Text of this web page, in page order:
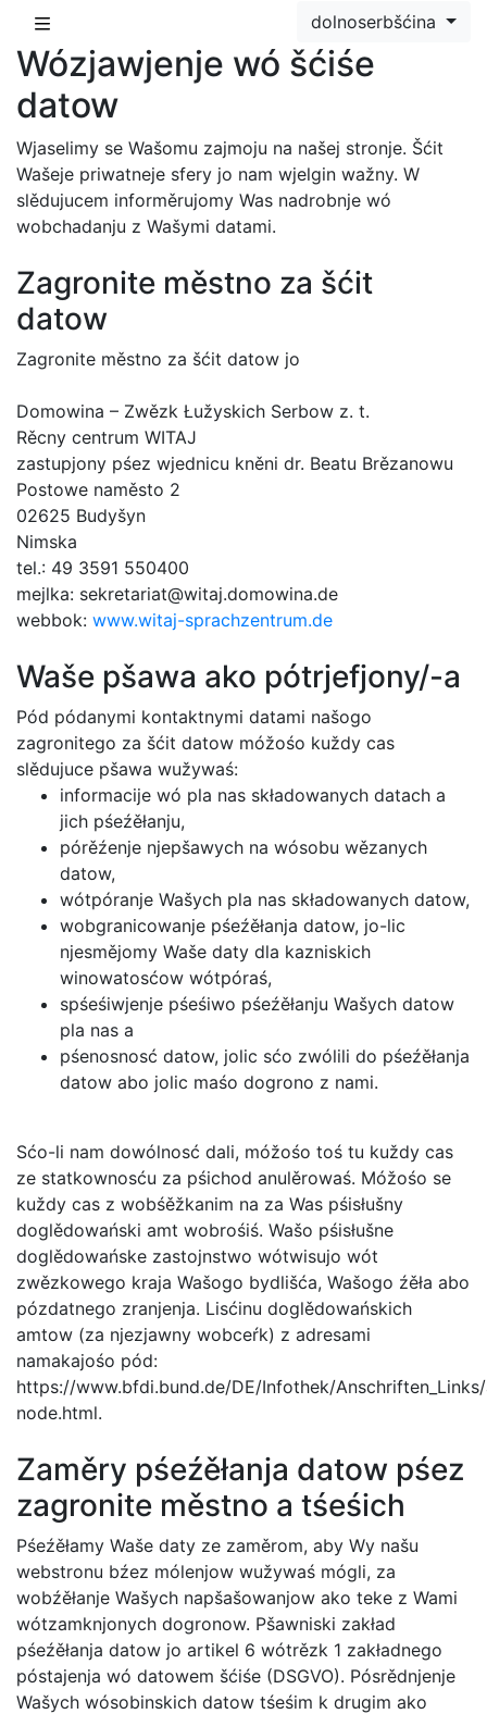
dolnoserbšćina
Wózjawjenje wó šćiśe
datow
Wjaselimy se Wašomu zajmoju na našej stronje. Šćit
Wašeje priwatneje sfery jo nam wjelgin wažny. W
slědujucem informěrujomy Was nadrobnje wó
wobchadanju z Wašymi datami.
Zagronite městno za šćit
datow
Zagronite městno za šćit datow jo
Domowina – Zwězk Łužyskich Serbow z. t.
Rěcny centrum WITAJ
zastupjony pśez wjednicu kněni dr. Beatu Brězanowu
Postowe naměsto 2
02625 Budyšyn
Nimska
tel.: 49 3591 550400
mejlka: sekretariat@witaj.domowina.de
webbok: www.witaj-sprachzentrum.de
Waše pšawa ako pótrjefjony/-a
Pód pódanymi kontaktnymi datami našogo
zagronitego za šćit datow móžośo kuždy cas
slědujuce pšawa wužywaś:
informacije wó pla nas składowanych datach a
jich pśeźěłanju,
pórěźenje njepšawych na wósobu wězanych
datow,
wótpóranje Wašych pla nas składowanych datow,
wobgranicowanje pśeźěłanja datow, jo-lic
njesmějomy Waše daty dla kazniskich
winowatosćow wótpóraś,
spśeśiwjenje pśeśiwo pśeźěłanju Wašych datow
pla nas a
pśenosnosć datow, jolic sćo zwólili do pśeźěłanja
datow abo jolic maśo dogrono z nami.
Sćo-li nam dowólnosć dali, móžośo toś tu kuždy cas
ze statkownosću za pśichod anulěrowaś. Móžośo se
kuždy cas z wobśěžkanim na za Was pśisłušny
doglědowański amt wobrośiś. Wašo pśisłušne
doglědowańske zastojnstwo wótwisujo wót
zwězkowego kraja Wašogo bydlišća, Wašogo źěła abo
pózdatnego zranjenja. Lisćinu doglědowańskich
amtow (za njezjawny wobceŕk) z adresami
namakajośo pód:
https://www.bfdi.bund.de/DE/Infothek/
node.html.
Zaměry pśeźěłanja datow pśez
zagronite městno a tśeśich
Pśeźěłamy Waše daty ze zaměrom, aby Wy našu
webstronu bźez mólenjow wužywaś mógli, za
wobźěłanje Wašych napšašowanjow ako teke z Wami
wótzamknjonych dogronow. Pšawniski zakład
pśeźěłanja datow jo artikel 6 wótrězk 1 zakładnego
póstajenja wó datowem šćiśe (DSGVO). Pósrědnjenje
Wašych wósobinskich datow tśeśim k drugim ako